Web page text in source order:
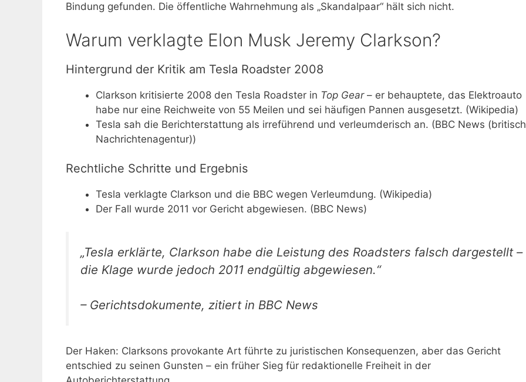
Bindung gefunden. Die öffentliche Wahrnehmung als „Skandalpaar“ hält sich nicht.
Warum verklagte Elon Musk Jeremy Clarkson?
Hintergrund der Kritik am Tesla Roadster 2008
Clarkson kritisierte 2008 den Tesla Roadster in Top Gear– er behauptete, das Elektroauto
habe nur eine Reichweite von 55 Meilen und sei häufigen Pannen ausgesetzt. (Wikipedia)
Tesla sah die Berichterstattung als irreführend und verleumderisch an. (BBC News
Nachrichtenagentur))
Rechtliche Schritte und Ergebnis
Tesla verklagte Clarkson und die BBC wegen Verleumdung. (Wikipedia)
Der Fall wurde 2011 vor Gericht abgewiesen. (BBC News)
„Tesla erklärte, Clarkson habe die Leistung des Roadsters falsch dargestellt –
die Klage wurde jedoch 2011 endgültig abgewiesen.“
– Gerichtsdokumente, zitiert in BBC News
Der Haken: Clarksons provokante Art führte zu juristischen Konsequenzen, aber das Gericht
entschied zu seinen Gunsten – ein früher Sieg für redaktionelle Freiheit in der